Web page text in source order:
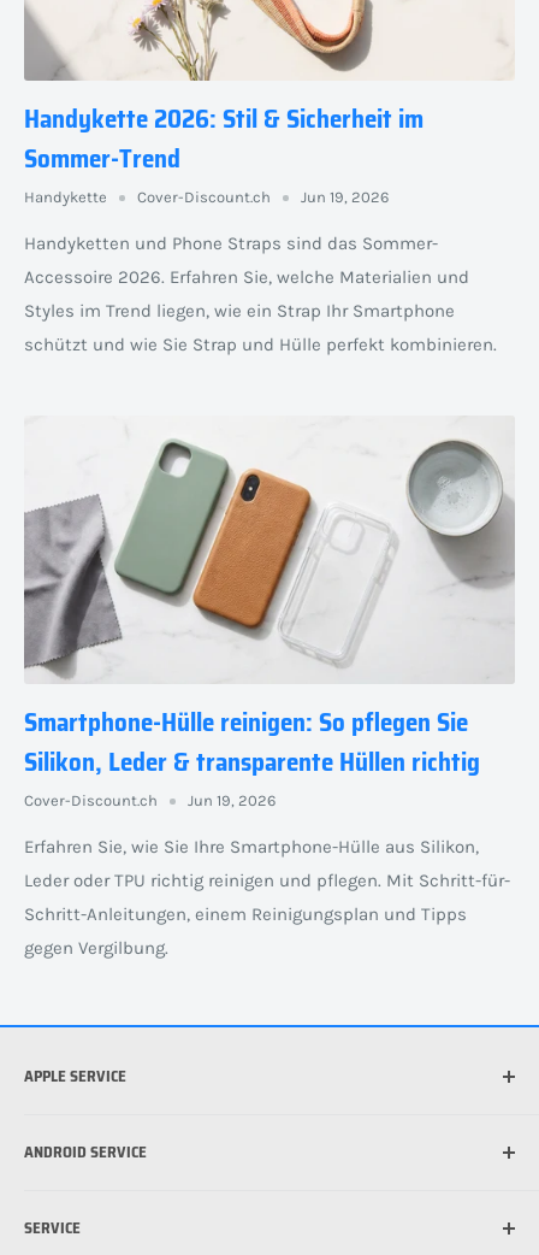
Handykette 2026: Stil & Sicherheit im
Sommer-Trend
Handykette Cover-Discount.ch Jun 19, 2026
Handyketten und Phone Straps sind das Sommer-
Accessoire 2026. Erfahren Sie, welche Materialien und
Styles im Trend liegen, wie ein Strap Ihr Smartphone
schützt und wie Sie Strap und Hülle perfekt kombinieren.
Smartphone-Hülle reinigen: So pflegen Sie
Silikon, Leder & transparente Hüllen richtig
Cover-Discount.ch Jun 19, 2026
Erfahren Sie, wie Sie Ihre Smartphone-Hülle aus Silikon,
Leder oder TPU richtig reinigen und pflegen. Mit Schritt-für-
Schritt-Anleitungen, einem Reinigungsplan und Tipps
gegen Vergilbung.
APPLE SERVICE
Welche iPad habe ich?
Was ist MagSafe?
ANDROID SERVICE
Schutzfolie für Handy anbringen: So funktioniert's
SERVICE